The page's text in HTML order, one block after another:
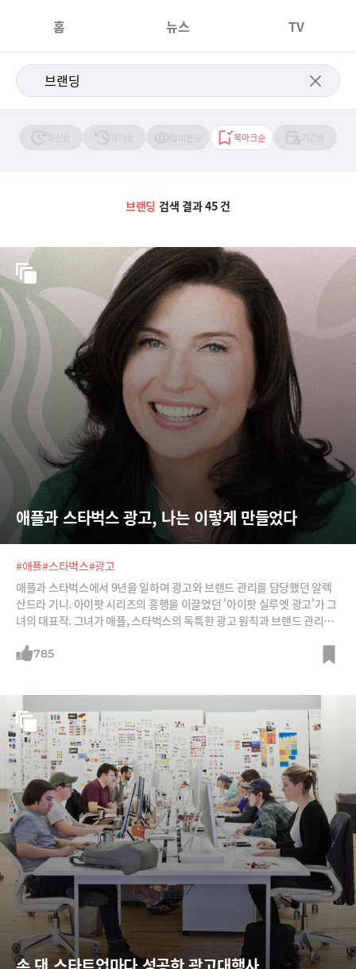
홈 뉴스 TV
북마크순
브랜딩 검색 결과 45 건
애플과 스타벅스 광고, 나는 이렇게 만들었다
#애플#스타벅스#광고
애플과 스타벅스에서 9년을 일하며 광고와 브랜드 관리를 담당했던 알렉
산드라 기니. 아이팟 시리즈의 흥행을 이끌었던 '아이팟 실루엣 광고'가 그
녀의 대표작. 그녀가 애플, 스타벅스의 독특한 광고 원칙과 브랜드 관리의
785